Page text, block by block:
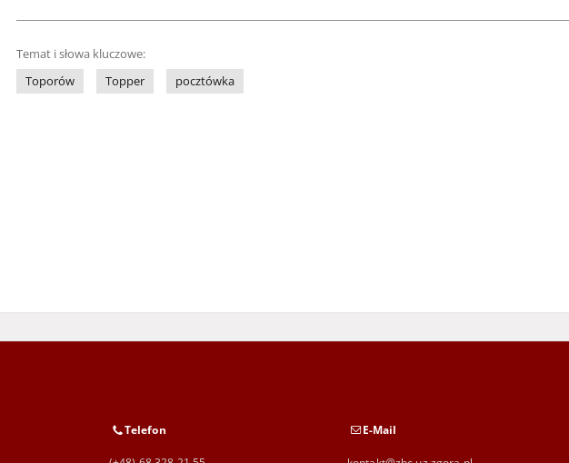
Temat i słowa kluczowe:
Toporów
Topper pocztówka
Telefon E-Mail